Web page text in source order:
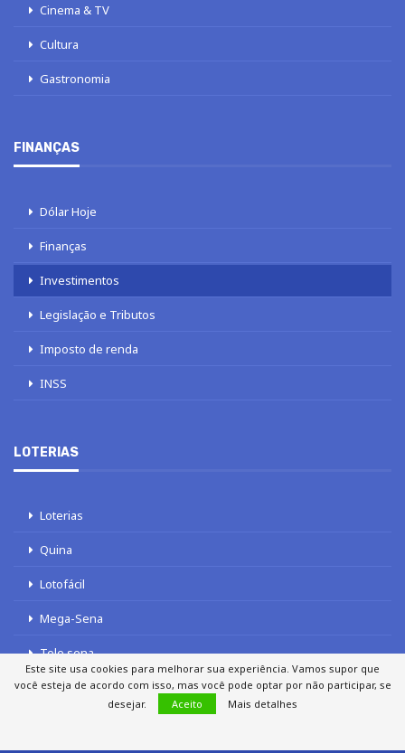
Cinema & TV
Cultura
Gastronomia
FINANÇAS
Dólar Hoje
Finanças
Investimentos
Legislação e Tributos
Imposto de renda
INSS
LOTERIAS
Loterias
Quina
Lotofácil
Mega-Sena
Tele sena
Este site usa cookies para melhorar sua experiência. Vamos supor que
você esteja de acordo com isso, mas você pode optar por não participar, se
desejar.
Aceito Mais detalhes